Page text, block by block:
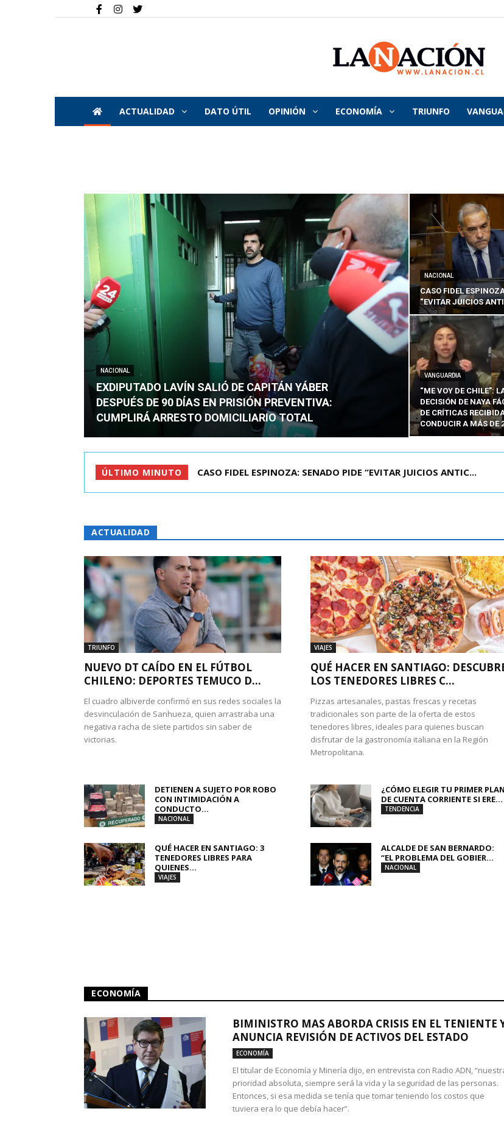
La
Nación
ACTUALIDAD DATO ÚTIL OPINIÓN ECONOMÍA TRIUNFO
NACIONAL
EXDIPUTADO LAVÍN SALIÓ DE CAPITÁN YÁBER
DESPUÉS DE 90 DÍAS EN PRISIÓN PREVENTIVA:
CUMPLIRÁ ARRESTO DOMICILIARIO TOTAL
NACIONAL
CASO FIDEL
“EVITAR JUICIOS
VANGUARDIA
“ME VOY DE CHILE”:
DECISIÓN DE NAYA
DE CRÍTICAS
CONDUCIR A MÁS DE
ÚLTIMO MINUTO TC ADMITE A TRÁMITE Y DECLARA ADMISIBLES LOS TRES REQU...
ACTUALIDAD
TRIUNFO
NUEVO DT CAÍDO EN EL FÚTBOL
CHILENO: DEPORTES TEMUCO D...
El cuadro albiverde confirmó en sus redes sociales la
desvinculación de Sanhueza, quien arrastraba una
negativa racha de siete partidos sin saber de
victorias.
VIAJES
QUÉ HACER EN SANTIAGO:
LOS TENEDORES LIBRES C...
Pizzas artesanales, pastas frescas y recetas
tradicionales son parte de la oferta de estos
tenedores libres, ideales para quienes buscan
disfrutar de la gastronomía italiana en la Región
Metropolitana.
DETIENEN A SUJETO POR ROBO
CON INTIMIDACIÓN A
CONDUCTO...
NACIONAL
¿CÓMO ELEGIR TU PRIMER PLAN
DE CUENTA CORRIENTE SI ERE...
TENDENCIA
QUÉ HACER EN SANTIAGO: 3
TENEDORES LIBRES PARA
QUIENES...
VIAJES
ALCALDE DE SAN BERNARDO:
“EL PROBLEMA DEL GOBIER...
NACIONAL
ECONOMÍA
BIMINISTRO MAS ABORDA CRISIS EN EL TENIENTE
ANUNCIA REVISIÓN DE ACTIVOS DEL ESTADO
ECONOMÍA
El titular de Economía y Minería dijo, en entrevista con Radio ADN,
prioridad absoluta, siempre será la vida y la seguridad de las personas.
Entonces, si esa medida se tenía que tomar teniendo los costos que
tuviera era lo que debía hacer”.